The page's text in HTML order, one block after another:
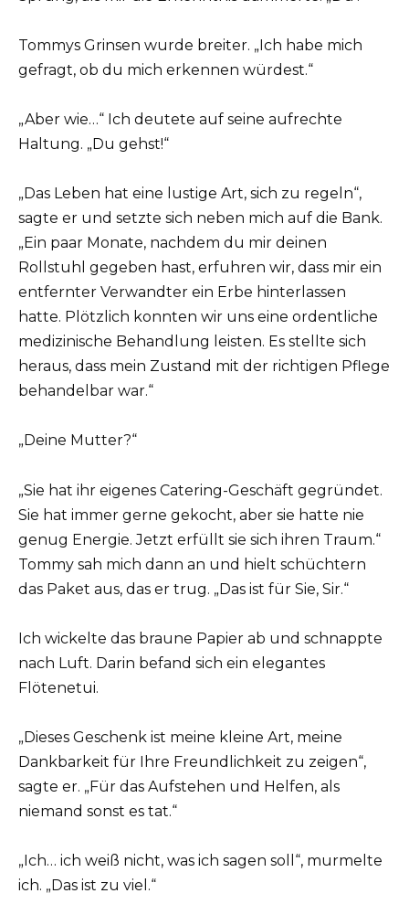
Tommys Grinsen wurde breiter. „Ich habe mich
gefragt, ob du mich erkennen würdest.“
„Aber wie…“ Ich deutete auf seine aufrechte
Haltung. „Du gehst!“
„Das Leben hat eine lustige Art, sich zu regeln“,
sagte er und setzte sich neben mich auf die Bank.
„Ein paar Monate, nachdem du mir deinen
Rollstuhl gegeben hast, erfuhren wir, dass mir ein
entfernter Verwandter ein Erbe hinterlassen
hatte. Plötzlich konnten wir uns eine ordentliche
medizinische Behandlung leisten. Es stellte sich
heraus, dass mein Zustand mit der richtigen Pflege
behandelbar war.“
„Deine Mutter?“
„Sie hat ihr eigenes Catering-Geschäft gegründet.
Sie hat immer gerne gekocht, aber sie hatte nie
genug Energie. Jetzt erfüllt sie sich ihren Traum.“
Tommy sah mich dann an und hielt schüchtern
das Paket aus, das er trug. „Das ist für Sie, Sir.“
Ich wickelte das braune Papier ab und schnappte
nach Luft. Darin befand sich ein elegantes
Flötenetui.
„Dieses Geschenk ist meine kleine Art, meine
Dankbarkeit für Ihre Freundlichkeit zu zeigen“,
sagte er. „Für das Aufstehen und Helfen, als
niemand sonst es tat.“
„Ich… ich weiß nicht, was ich sagen soll“, murmelte
ich. „Das ist zu viel.“